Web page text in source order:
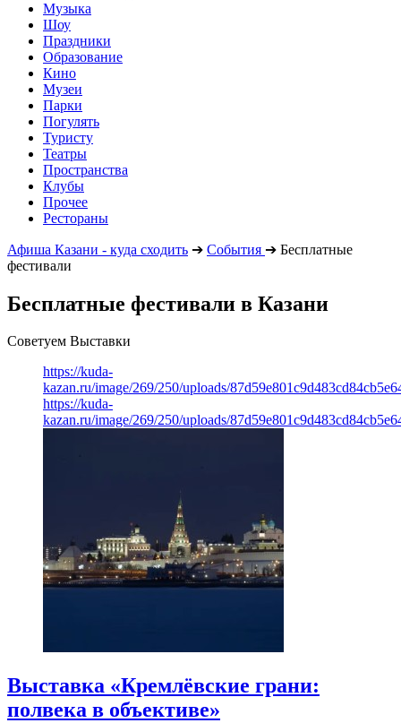
Музыка
Шоу
Праздники
Образование
Кино
Музеи
Парки
Погулять
Туристу
Театры
Пространства
Клубы
Прочее
Рестораны
Афиша Казани - куда сходить ➔ События ➔ Бесплатные
фестивали
Бесплатные фестивали в Казани
Советуем Выставки
https://kuda-
kazan.ru/image/269/250/uploads/
https://kuda-
kazan.ru/image/269/250/uploads/
Выставка «Кремлёвские грани:
полвека в объективе»